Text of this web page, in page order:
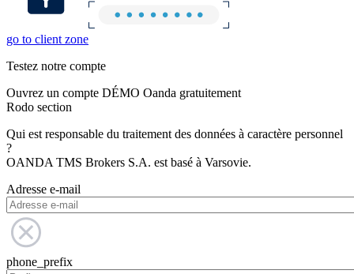
go to client zone
Testez notre compte
Ouvrez un compte DÉMO Oanda gratuitement
Rodo section
Qui est responsable du traitement des données à caractère personnel
?
OANDA TMS Brokers S.A. est basé à Varsovie.
Adresse e-mail
phone_prefix